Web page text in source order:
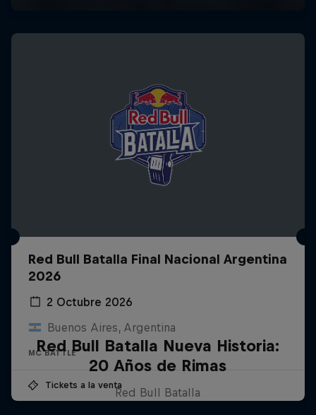
Red Bull Batalla Final Nacional Argentina
2026
2 Octubre 2026
Buenos Aires, Argentina
MC BATTLE
Tickets a la venta
Red Bull Batalla Nueva Historia:
20 Años de Rimas
Red Bull Batalla